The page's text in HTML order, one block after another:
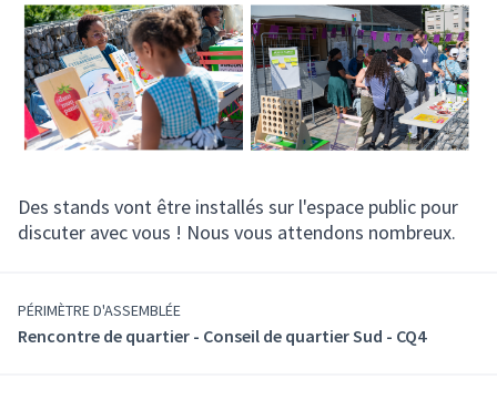
Des stands vont être installés sur l'espace public pour
discuter avec vous ! Nous vous attendons nombreux.
PÉRIMÈTRE D'ASSEMBLÉE
Rencontre de quartier - Conseil de quartier Sud - CQ4